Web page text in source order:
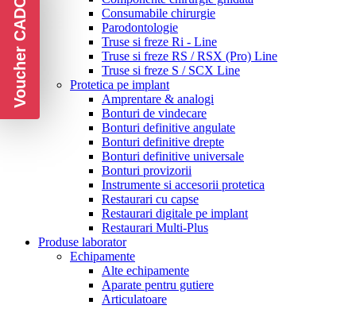
Consumabile chirurgie
Parodontologie
Truse si freze Ri - Line
Truse si freze RS / RSX (Pro) Line
Truse si freze S / SCX Line
Protetica pe implant
Amprentare & analogi
Bonturi de vindecare
Bonturi definitive angulate
Bonturi definitive drepte
Bonturi definitive universale
Bonturi provizorii
Instrumente si accesorii protetica
Restaurari cu capse
Restaurari digitale pe implant
Restaurari Multi-Plus
Produse laborator
Echipamente
Alte echipamente
Aparate pentru gutiere
Articulatoare
Voucher CADOU